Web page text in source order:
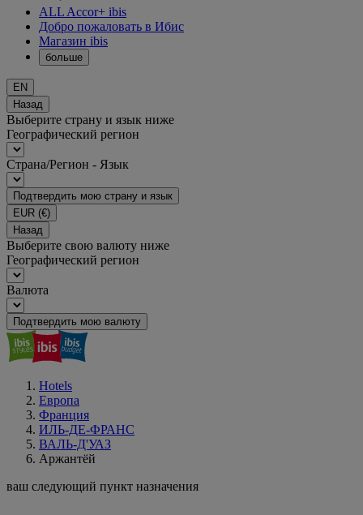
ALL Accor+ ibis
Добро пожаловать в Ибис
Магазин ibis
больше
EN
Назад
Выберите страну и язык ниже
Географический регион
Страна/Регион - Язык
Подтвердить мою страну и язык
EUR (€)
Назад
Выберите свою валюту ниже
Географический регион
Валюта
Подтвердить мою валюту
Hotels
Европа
Франция
ИЛЬ-ДЕ-ФРАНС
ВАЛЬ-Д'УАЗ
Аржантёй
ваш следующий пункт назначения